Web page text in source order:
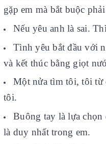
gặp em mà bắt buộc
Nếu yêu anh là sai.
Tình yêu bắt đầu với
và kết thúc bằng giọt
Một nửa tìm tôi, tôi
tôi.
Buông tay là lựa
là duy nhất trong em.